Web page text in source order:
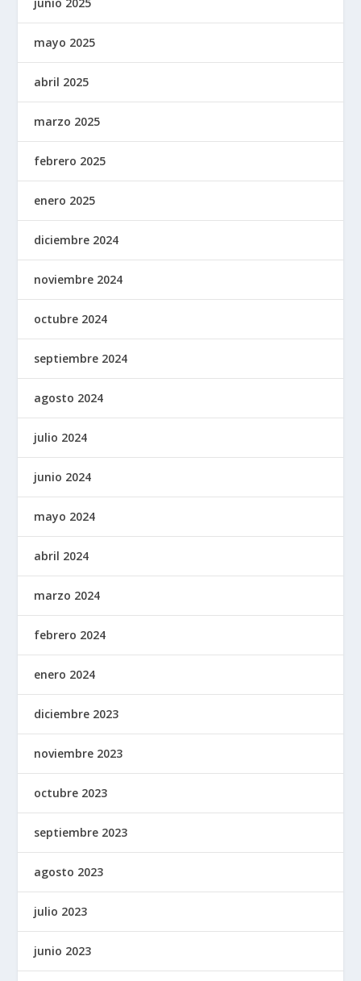
mayo 2025
abril 2025
marzo 2025
febrero 2025
enero 2025
diciembre 2024
noviembre 2024
octubre 2024
septiembre 2024
agosto 2024
julio 2024
junio 2024
mayo 2024
abril 2024
marzo 2024
febrero 2024
enero 2024
diciembre 2023
noviembre 2023
octubre 2023
septiembre 2023
agosto 2023
julio 2023
junio 2023